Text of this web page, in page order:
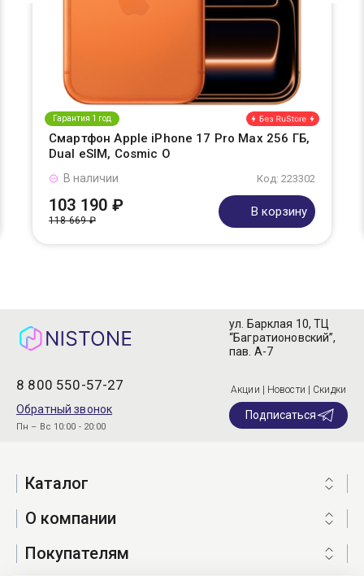
Гарантия 1 год
Смартфон Apple iPhone 17 Pro Max 256 ГБ,
Dual eSIM, Cosmic O
Код: 223302
В наличии
103 190 ₽
118 669 ₽
В корзину
8 800 550-57-27
Обратный звонок
Пн – Вс 10:00 - 20:00
ул. Барклая 10, ТЦ
“Багратионовский”,
пав. А-7
Акции | Новости | Скидки
Подписаться
Каталог
О компании
Покупателям